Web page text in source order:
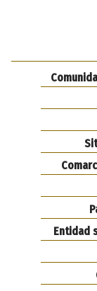
Entidad